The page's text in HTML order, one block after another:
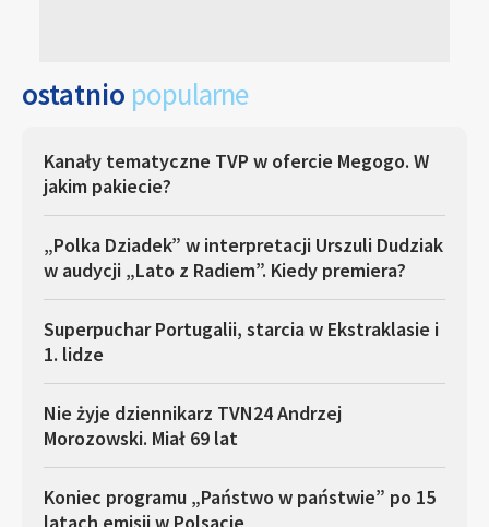
ostatnio popularne
Kanały tematyczne TVP w ofercie Megogo. W
jakim pakiecie?
„Polka Dziadek” w interpretacji Urszuli Dudziak
w audycji „Lato z Radiem”. Kiedy premiera?
Superpuchar Portugalii, starcia w Ekstraklasie i
1. lidze
Nie żyje dziennikarz TVN24 Andrzej
Morozowski. Miał 69 lat
Koniec programu „Państwo w państwie” po 15